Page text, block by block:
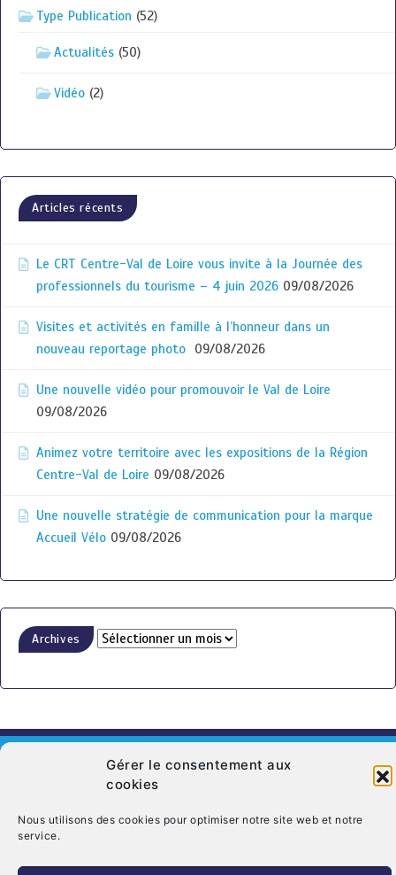
Gérer le consentement aux
cookies
Nous utilisons des cookies pour optimiser notre site web et notre
service.
Type Publication (52)
Actualités (50)
Vidéo (2)
Articles récents
Le CRT Centre-Val de Loire vous invite à la Journée des
professionnels du tourisme – 4 juin 2026 09/08/2026
Visites et activités en famille à l’honneur dans un
nouveau reportage photo
09/08/2026
Une nouvelle vidéo pour promouvoir le Val de Loire
09/08/2026
Animez votre territoire avec les expositions de la Région
Centre-Val de Loire 09/08/2026
Une nouvelle stratégie de communication pour la marque
Accueil Vélo 09/08/2026
Archives
Qui sommes nous ?
Nous contacter